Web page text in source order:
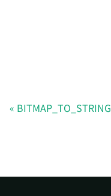
BITMAP_TO_STRING